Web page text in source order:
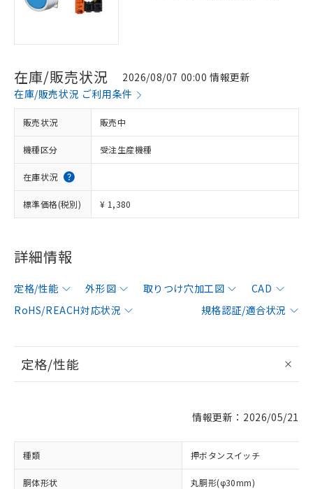
在庫/販売状況
2026/08/07 00:00 情報更新
在庫/販売状況 ご利用条件
販売状況 販売中
機種区分 受注生産機種
在庫状況
標準価格(税別) ¥ 1,380
詳細情報
定格/性能 外形図 取りつけ穴加工図
CAD
RoHS/REACH対応状況
規格認証/適合状況
定格/性能
情報更新：2026/05/21
種類 押ボタンスイッチ
胴体形状 丸胴形(φ30mm)